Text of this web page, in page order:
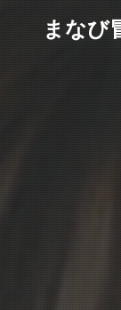
まなび